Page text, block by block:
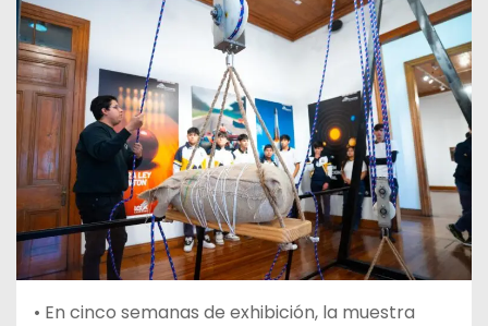
• En cinco semanas de exhibición, la muestra